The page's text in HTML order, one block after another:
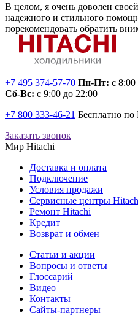
В целом, я очень доволен
надежного и стильного
порекомендовать обратить
+7 495 374-57-70 Пн-Пт: с 8:00
Сб-Вс: с 9:00 до 22:00
+7 800 333-46-21 Бесплатно по
Заказать звонок
Мир Hitachi
Доставка и оплата
Подключение
Условия продажи
Сервисные центры
Ремонт Hitachi
Кредит
Возврат и обмен
Cтатьи и акции
Вопросы и ответы
Глоссарий
Видео
Контакты
Сайты-партнеры